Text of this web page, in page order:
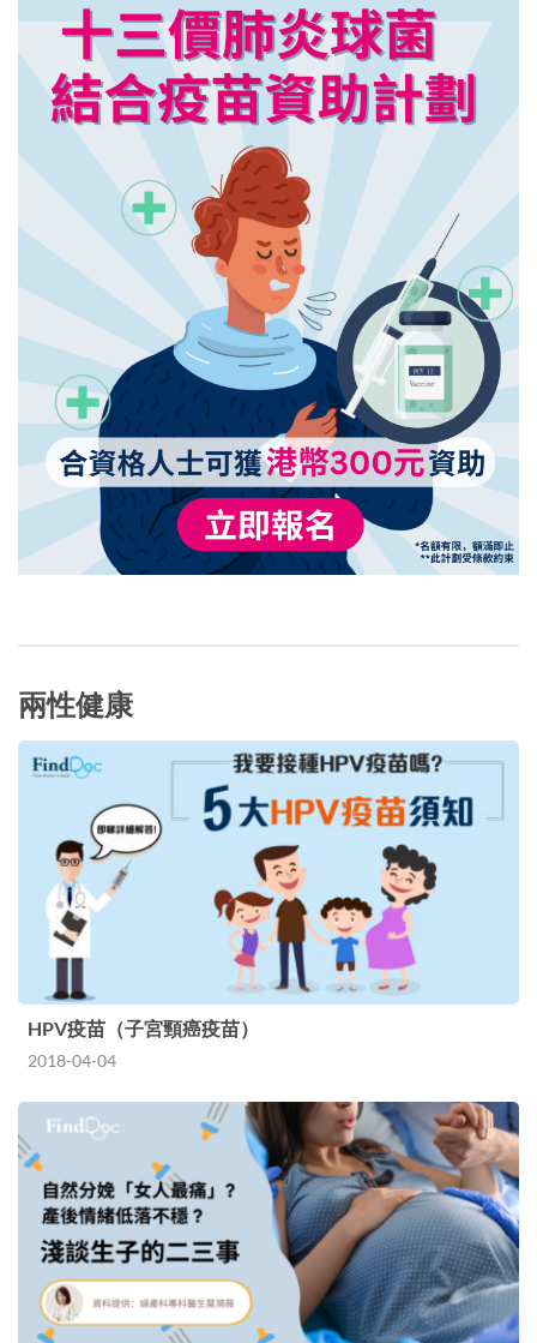
兩性健康
HPV疫苗（子宮頸癌疫苗）
2018-04-04